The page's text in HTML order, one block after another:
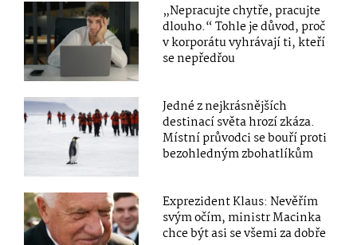
„Nepracujte chytře, pracujte
dlouho.“ Tohle je důvod, proč
v korporátu vyhrávají ti, kteří
se nepředřou
Jedné z nejkrásnějších
destinací světa hrozí zkáza.
Místní průvodci se bouří proti
bezohledným zbohatlíkům
Exprezident Klaus: Nevěřím
svým očím, ministr Macinka
chce být asi se všemi za dobře